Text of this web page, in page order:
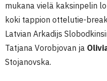
mukana vielä kaksinpelin
koki tappion ottelutie-
Latvian Arkadijs
Tatjana Vorobjovan ja
Stojanovska.